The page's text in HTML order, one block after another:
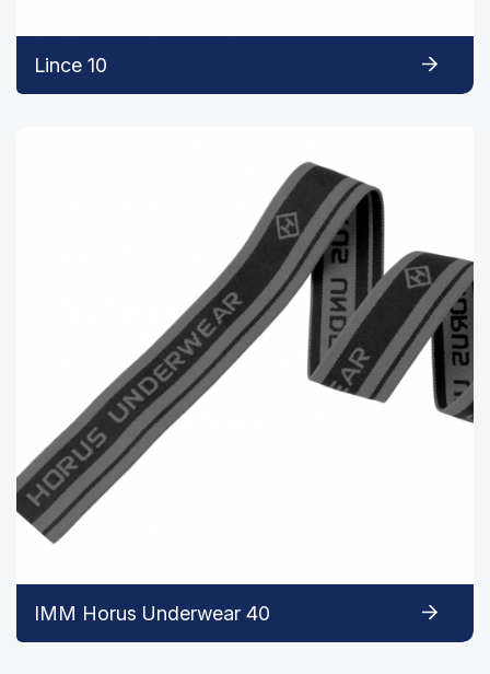
Lince 10
IMM Horus Underwear 40